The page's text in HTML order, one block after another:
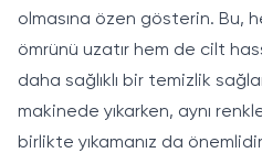
olmasına özen gösterin. Bu,
ömrünü uzatır hem de cilt
daha sağlıklı bir temizlik
makinede yıkarken, aynı
birlikte yıkamanız da